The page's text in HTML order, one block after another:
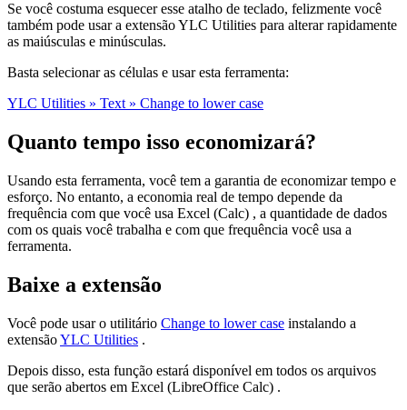
Se você costuma esquecer esse atalho de teclado, felizmente você
também pode usar a extensão YLC Utilities para alterar rapidamente
as maiúsculas e minúsculas.
Basta selecionar as células e usar esta ferramenta:
YLC Utilities » Text » Change to lower case
Quanto tempo isso economizará?
Usando esta ferramenta, você tem a garantia de economizar tempo e
esforço. No entanto, a economia real de tempo depende da
frequência com que você usa Excel (Calc) , a quantidade de dados
com os quais você trabalha e com que frequência você usa a
ferramenta.
Baixe a extensão
Você pode usar o utilitário Change to lower case instalando a
extensãoYLC Utilities .
Depois disso, esta função estará disponível em todos os arquivos
que serão abertos em Excel (LibreOffice Calc) .